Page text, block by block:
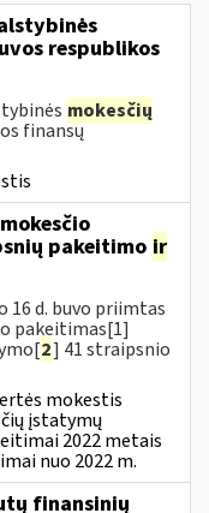
respublikos
mokesčių
finansų
pakeitimo ir
16 d. buvo priimtas
pakeitimas[1]
2] 41 straipsnio
mokestis
įstatymų
2022 metais
nuo 2022 m.
finansinių